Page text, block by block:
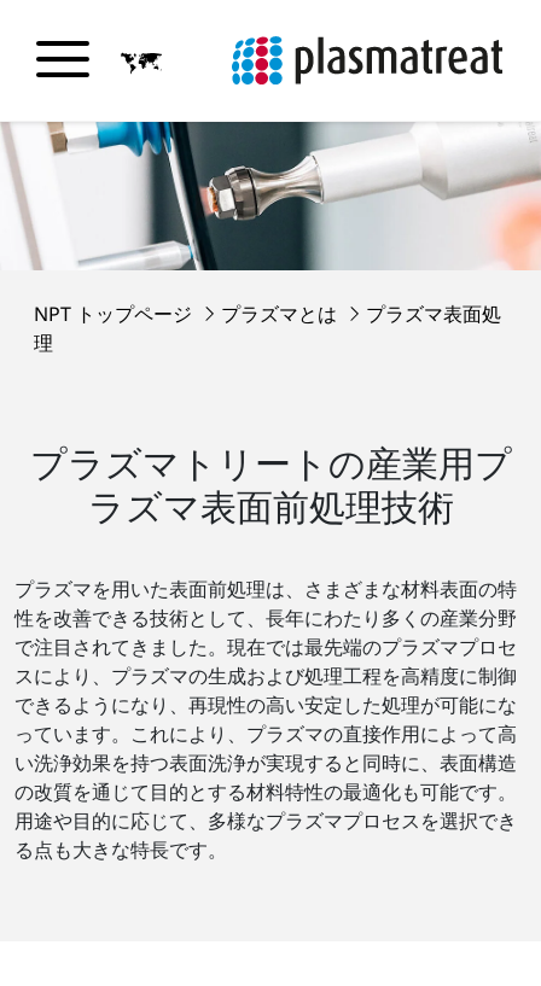
NPT トップページ プラズマとは
プラズマ表面処
理
プラズマトリートの産業用プ
ラズマ表面前処理技術
プラズマを用いた表面前処理は、さまざまな材料表面の特
性を改善できる技術として、長年にわたり多くの産業分野
で注目されてきました。現在では最先端のプラズマプロセ
スにより、プラズマの生成および処理工程を高精度に制御
できるようになり、再現性の高い安定した処理が可能にな
っています。これにより、プラズマの直接作用によって高
い洗浄効果を持つ表面洗浄が実現すると同時に、表面構造
の改質を通じて目的とする材料特性の最適化も可能です。
用途や目的に応じて、多様なプラズマプロセスを選択でき
る点も大きな特長です。